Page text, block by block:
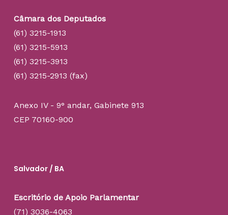
Câmara dos Deputados
(61) 3215-1913
(61) 3215-5913
(61) 3215-3913
(61) 3215-2913 (fax)
Anexo IV - 9° andar, Gabinete 913
CEP 70160-900
Salvador / BA
Escritório de Apoio Parlamentar
(71) 3036-4063